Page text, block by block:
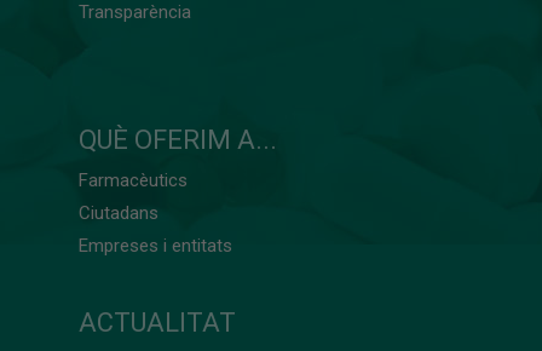
Transparència
QUÈ OFERIM A...
Farmacèutics
Ciutadans
Empreses i entitats
ACTUALITAT